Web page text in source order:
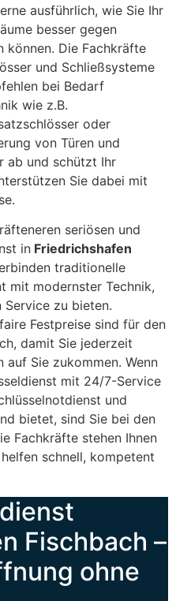
ausführlich, wie Sie Ihr
besser gegen
können. Die Fachkräfte
und Schließsysteme
bei Bedarf
wie z.B.
oder
von Türen und
ab und schützt Ihr
Sie dabei mit
seriösen und
in Friedrichshafen
traditionelle
mit modernster Technik,
Service zu bieten.
Festpreise sind für den
damit Sie jederzeit
auf Sie zukommen. Wenn
mit 24/7-Service
und
bietet, sind Sie bei den
Fachkräfte stehen Ihnen
schnell, kompetent
Fischbach –
ohne